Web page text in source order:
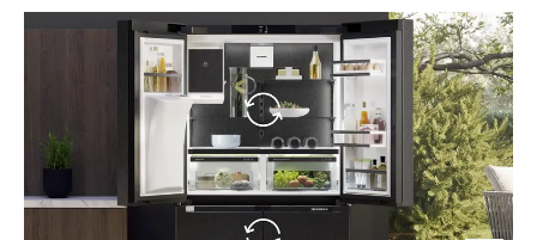
YouTube-videor” och därmed även samtycka till respektive
tillhörande uppgiftsöverföringar till Google för alla andra YouTube-
videor som du finner på vår webbplats i framtiden.
Du kan när som helst med framtida verkan återkalla samtycken
som du har lämnat och på så vis förhindra ytterligare överföring av
dina uppgifter. Det gör du genom att avmarkera respektive tjänst
under ”Diverse tjänster (valfritt)” i inställningarna(senare även
åtkomliga via ”Sekretessinställningar” i sidfoten på vår
Mer information finns i vårdataskyddsinformationoch i Googles
*Google Ireland Limited, Gordon House, Barrow Street, Dublin 4,
Irland; moderbolag: Google LLC, 1600 Amphitheatre Parkway, Mountain View, CA 94043,